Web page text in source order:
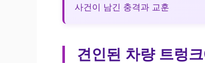
사건이 남긴 충격과 교훈
견인된 차량 트렁